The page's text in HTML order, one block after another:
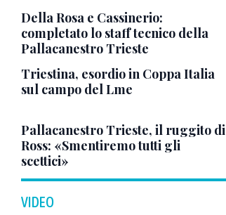
Della Rosa e Cassinerio:
completato lo staff tecnico della
Pallacanestro Trieste
Triestina, esordio in Coppa Italia
sul campo del Lme
Pallacanestro Trieste, il ruggito di
Ross: «Smentiremo tutti gli
scettici»
VIDEO